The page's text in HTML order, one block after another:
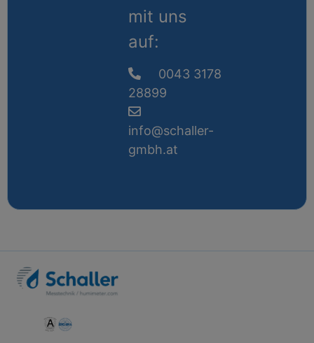
mit uns
auf:
0043 3178
28899
info@schaller-
gmbh.at